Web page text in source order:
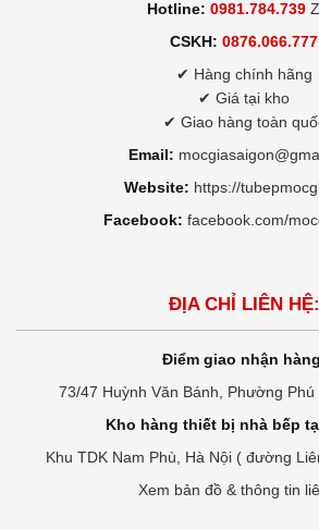
Hotline: 0981.784.739
CSKH: 0876.066.777
✔ Hàng chính hãng
✔ Giá tại kho
✔ Giao hàng toàn
Email:
Website: https://
Facebook: facebook.com/
ĐỊA CHỈ LIÊN HỆ:
Điểm giao nhận
73/47 Huỳnh Văn Bánh, Phường Phú
Kho hàng thiết bị nhà bếp
Khu TDK Nam Phù, Hà Nội ( đường
Xem bản đồ & thông tin